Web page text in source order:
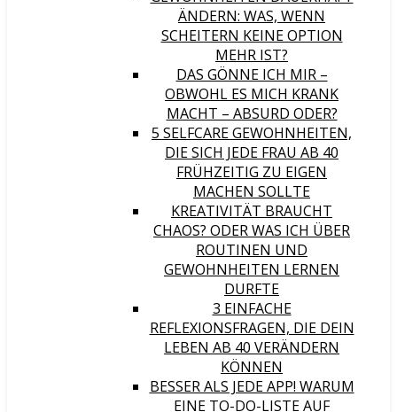
ÄNDERN: WAS, WENN
SCHEITERN KEINE OPTION
MEHR IST?
DAS GÖNNE ICH MIR –
OBWOHL ES MICH KRANK
MACHT – ABSURD ODER?
5 SELFCARE GEWOHNHEITEN,
DIE SICH JEDE FRAU AB 40
FRÜHZEITIG ZU EIGEN
MACHEN SOLLTE
KREATIVITÄT BRAUCHT
CHAOS? ODER WAS ICH ÜBER
ROUTINEN UND
GEWOHNHEITEN LERNEN
DURFTE
3 EINFACHE
REFLEXIONSFRAGEN, DIE DEIN
LEBEN AB 40 VERÄNDERN
KÖNNEN
BESSER ALS JEDE APP! WARUM
EINE TO-DO-LISTE AUF